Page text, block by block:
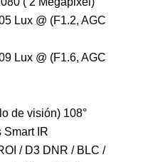
Lux @ (F1.2, AGC
Lux @ (F1.6, AGC
de visión) 108°
Smart IR
/ D3 DNR / BLC /